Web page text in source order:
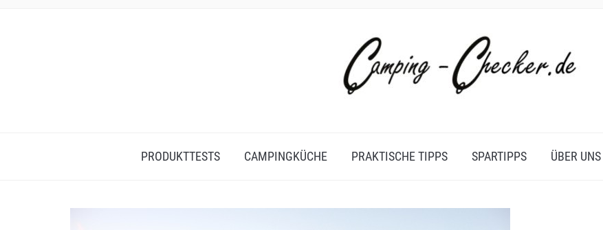
PRODUKTTESTS CAMPINGKÜCHE PRAKTISCHE TIPPS SPARTIPPS ÜBER UNS